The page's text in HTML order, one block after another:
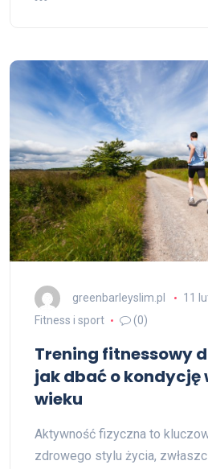
greenbarleyslim.pl
11
Fitness i sport
(0)
Trening fitnessowy
jak dbać o kondycję
wieku
Aktywność fizyczna to
zdrowego stylu życia,